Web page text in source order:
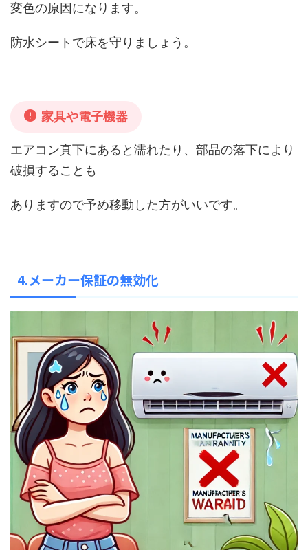
変色の原因になります。
防水シートで床を守りましょう。
家具や電子機器
エアコン真下にあると濡れたり、部品の落下により
破損することも
ありますので予め移動した方がいいです。
4.メーカー保証の無効化